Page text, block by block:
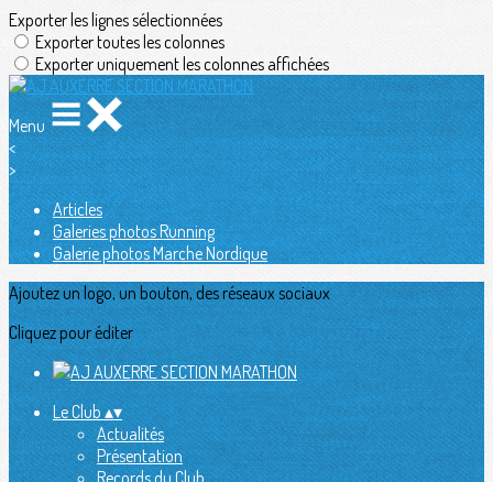
Exporter les lignes sélectionnées
Exporter toutes les colonnes
Exporter uniquement les colonnes affichées
Menu
<
>
Articles
Galeries photos Running
Galerie photos Marche Nordique
Ajoutez un logo, un bouton, des réseaux sociaux
Cliquez pour éditer
Le Club▴▾
Actualités
Présentation
Records du Club